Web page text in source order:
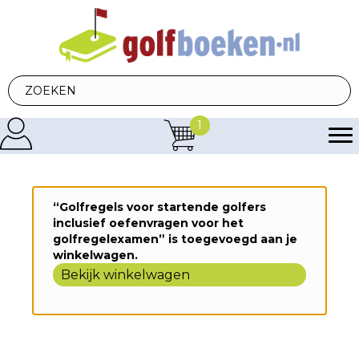
1
“Golfregels voor startende golfers
inclusief oefenvragen voor het
golfregelexamen” is toegevoegd aan je
winkelwagen.
Bekijk winkelwagen